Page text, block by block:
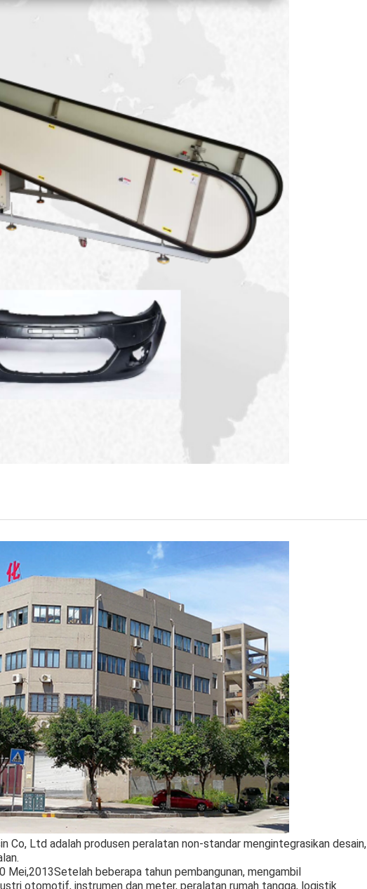
Co, Ltd adalah produsen peralatan non-standar mengintegrasikan desain,
Mei,2013Setelah beberapa tahun pembangunan, mengambil
otomotif, instrumen dan meter, peralatan rumah tangga, logistik